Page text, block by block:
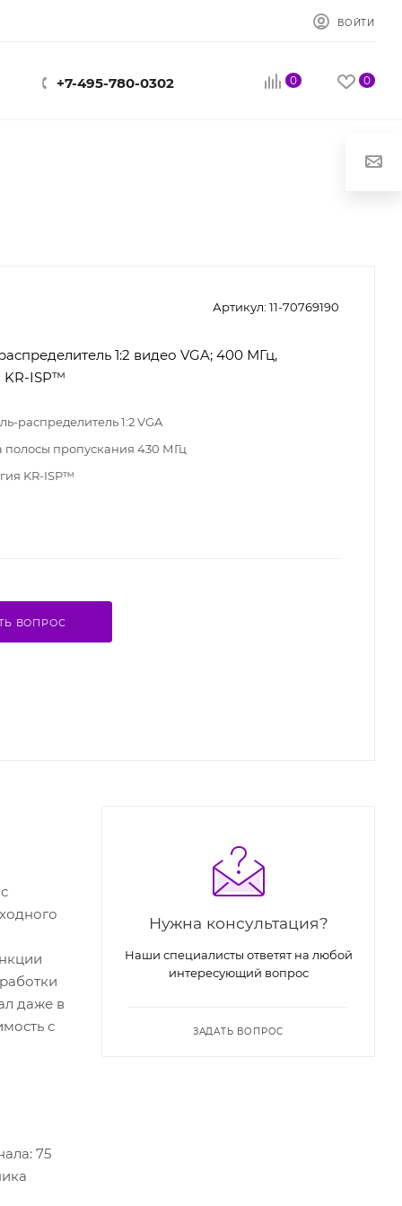
ВОЙТИ
+7-495-780-0302 0 0
Артикул: 11-70769190
1:2 видео VGA; 400 МГц,
KR-ISP™
распределитель 1:2 VGA
пропускания 430 МГц
KR-ISP™
ВОПРОС
даже в
с
75
Нужна консультация?
Наши специалисты ответят на любой
интересующий вопрос
ЗАДАТЬ ВОПРОС